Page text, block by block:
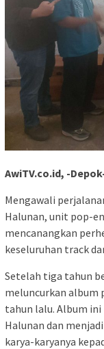
AwiTV.co.id, -
Mengawali
Halunan, unit pop-
mencanangkan
keseluruhan track
Setelah tiga tahun
meluncurkan album
tahun lalu. Album
Halunan dan
karya-karyanya